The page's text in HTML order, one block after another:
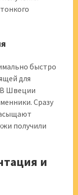
быстро
для
В Швеции
Сразу
получили
и